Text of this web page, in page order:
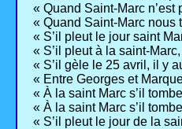
« Quand Saint-Marc
« Quand Saint-Marc nous
« S’il pleut le jour saint
« S’il pleut à la saint-
« S’il gèle le 25 avril, il y
« Entre Georges et
« À la saint Marc s’il
« À la saint Marc s’il
« S’il pleut le jour de la